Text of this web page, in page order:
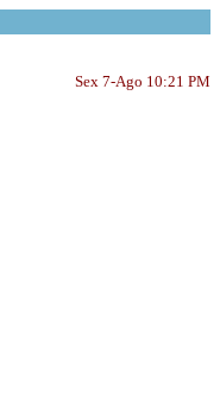
Sex 7-Ago 10:21 PM